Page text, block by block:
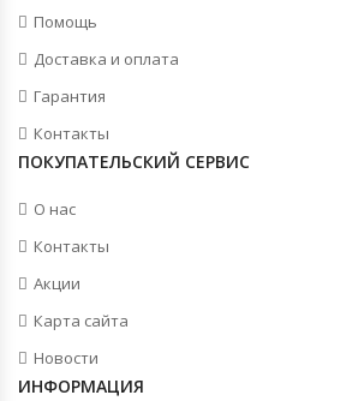
Помощь
Доставка и оплата
Гарантия
Контакты
ПОКУПАТЕЛЬСКИЙ СЕРВИС
О нас
Контакты
Акции
Карта сайта
Новости
ИНФОРМАЦИЯ